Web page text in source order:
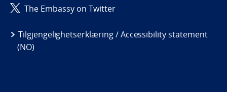
The Embassy on Twitter
Tilgjengelighetserklæring / Accessibility statement
(NO)